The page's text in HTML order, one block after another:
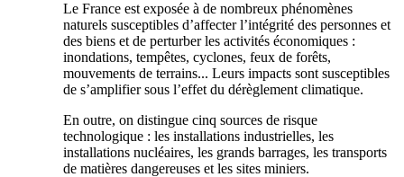
Le France est exposée à de nombreux phénomènes
naturels susceptibles d’affecter l’intégrité des personnes et
des biens et de perturber les activités économiques :
inondations, tempêtes, cyclones, feux de forêts,
mouvements de terrains... Leurs impacts sont susceptibles
de s’amplifier sous l’effet du dérèglement climatique.
En outre, on distingue cinq sources de risque
technologique : les installations industrielles, les
installations nucléaires, les grands barrages, les transports
de matières dangereuses et les sites miniers.